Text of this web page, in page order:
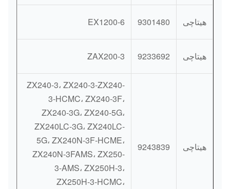
هیتاچی 9301480
EX1200-6
هیتاچی 9233692
ZAX200-3
هیتاچی 9243839
ZX240-3، ZX240-3-ZX240-
3-HCMC، ZX240-3F،
ZX240-3G، ZX240-5G،
ZX240LC-3G، ZX240LC-
5G، ZX240N-3F-HCME،
ZX240N-3FAMS، ZX250-
3-AMS، ZX250H-3،
ZX250H-3-HCMC،